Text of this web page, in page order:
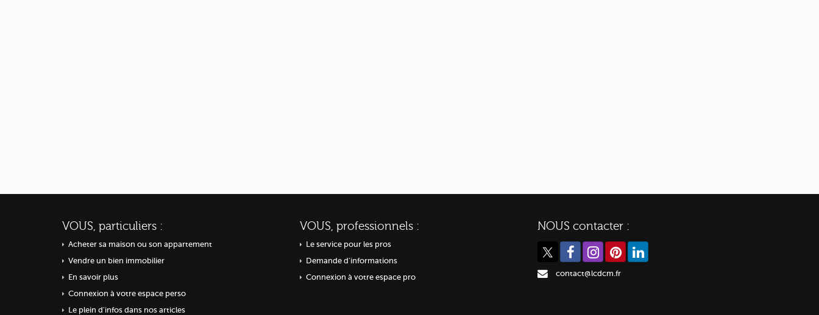
VOUS, particuliers :
Acheter sa maison ou son appartement
Vendre un bien immobilier
En savoir plus
Connexion à votre espace perso
Le plein d'infos dans nos articles
VOUS, professionnels :
Le service pour les pros
Demande d'informations
Connexion à votre espace pro
NOUS contacter :
contact@lcdcm.fr